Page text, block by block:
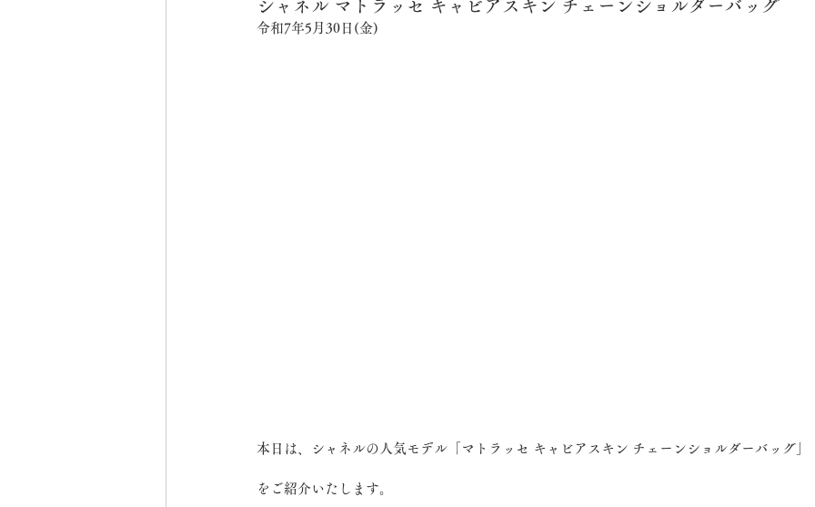
シャネル マトラッセ キャビアスキン チェーンショルダーバッグ
令和7年5月30日(金)
本日は、シャネルの人気モデル「マトラッセ キャビアスキン チェーンショルダーバッグ」
をご紹介いたします。